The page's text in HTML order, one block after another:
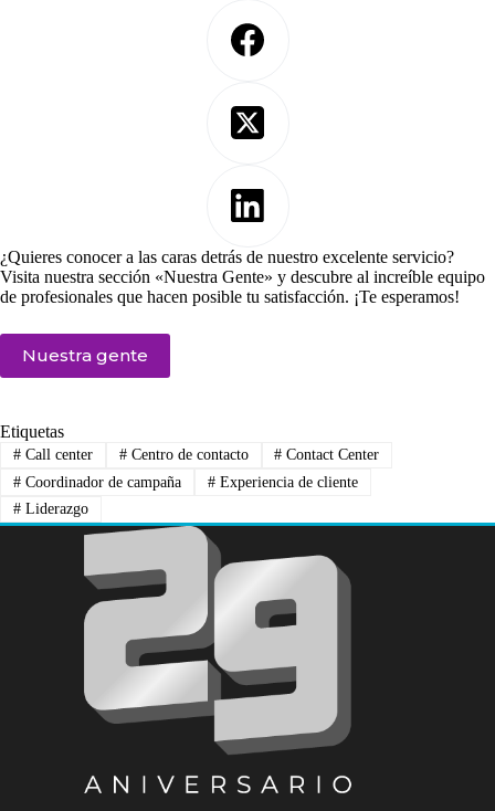
¿Quieres conocer a las caras detrás de nuestro excelente servicio?
Visita nuestra sección «Nuestra Gente» y descubre al increíble equipo
de profesionales que hacen posible tu satisfacción. ¡Te esperamos!
Nuestra gente
Etiquetas
#Call center #Centro de contacto # Contact Center
#Coordinador de campaña #Experiencia de cliente
#Liderazgo